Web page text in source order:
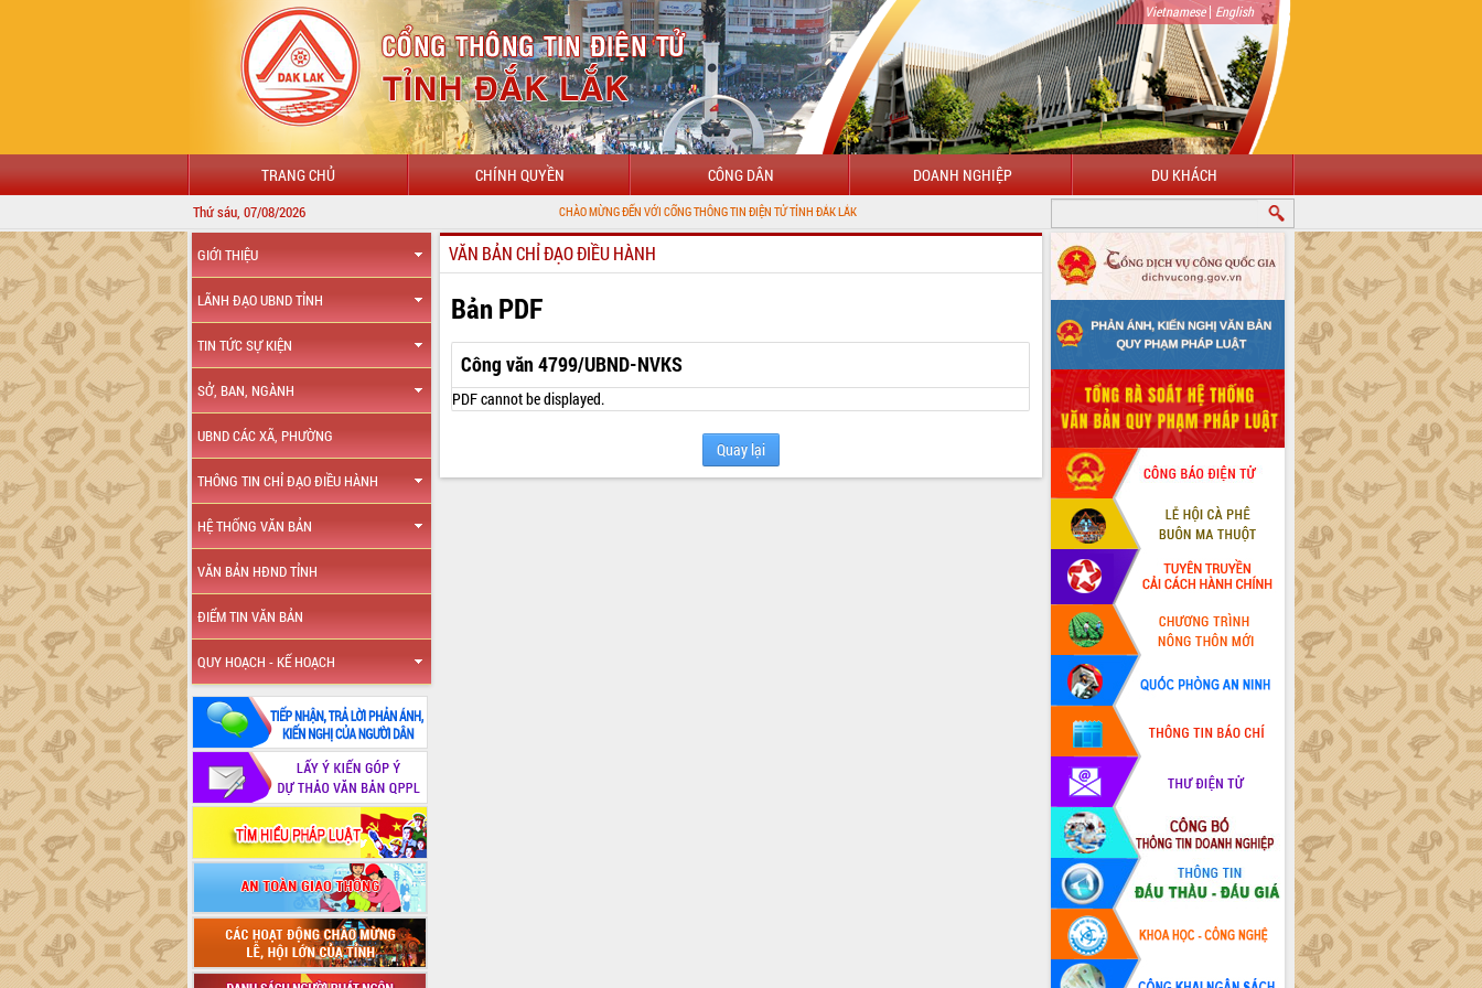
Vietnamese| English
TRANG CHỦ CHÍNH QUYỀN CÔNG DÂN DOANH NGHIỆP DU KHÁCH
Thứ sáu, 07/08/2026 CHÀO MỪNG ĐẾN VỚI CỔNG THÔNG TIN ĐIỆN TỬ TỈNH ĐẮK LẮK
GIỚI THIỆU
LÃNH ĐẠO UBND TỈNH
TIN TỨC SỰ KIỆN
SỞ, BAN, NGÀNH
UBND CÁC XÃ, PHƯỜNG
THÔNG TIN CHỈ ĐẠO ĐIỀU HÀNH
HỆ THỐNG VĂN BẢN
VĂN BẢN HĐND TỈNH
ĐIỂM TIN VĂN BẢN
QUY HOẠCH - KẾ HOẠCH
VĂN BẢN CHỈ ĐẠO ĐIỀU HÀNH
Bản PDF
Công văn 4799/UBND-NVKS
PDF cannot be displayed.
Quay lại